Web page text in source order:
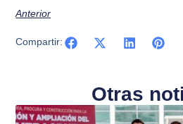
Anterior
Compartir:
Otras